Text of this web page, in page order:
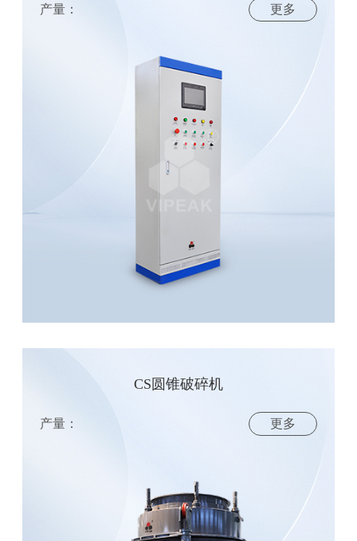
产量： 更多
CS圆锥破碎机
产量： 更多